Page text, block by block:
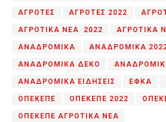
ΑΓΡΟΤΕΣ ΑΓΡΟΤΕΣ 2022
ΑΓΡΟΤΙΚΑ ΝΕΑ 2022 ΑΓΡΟΤΙΚΑ
ΑΝΑΔΡΟΜΙΚΑ ΑΝΑΔΡΟΜΙΚΑ
ΑΝΑΔΡΟΜΙΚΑ ΔΕΚΟ
ΑΝΑΔΡΟΜΙΚΑ ΕΙΔΗΣΕΙΣ ΕΦΚΑ
ΟΠΕΚΕΠΕ ΟΠΕΚΕΠΕ 2022
ΟΠΕΚΕΠΕ ΑΓΡΟΤΙΚΑ ΝΕΑ